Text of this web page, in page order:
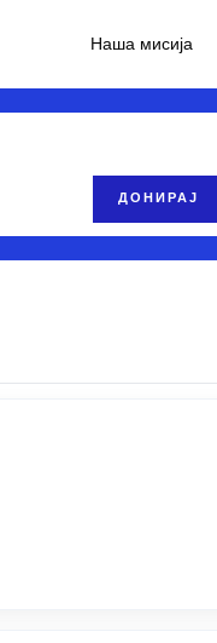
Наша мисија
ДОНИРАЈ